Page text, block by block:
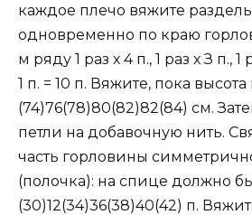
каждое плечо вяжите
одновременно по краю
м ряду 1 раз х 4 п., 1 раз х З п., 1
1 п. = 10 п. Вяжите, пока
(74)76(78)80(82)82(84) см.
петли на добавочную нить.
часть горловины
(полочка): на спице должно
(30)12(34)36(38)40(42) п.